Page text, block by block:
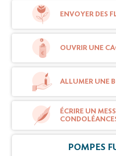
ENVOYER DES
OUVRIR UNE
ALLUMER UNE
ÉCRIRE UN
POMPES